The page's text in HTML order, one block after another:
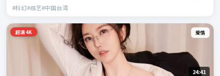
#科幻#综艺#中国台湾
超清4K 爱情
24:41